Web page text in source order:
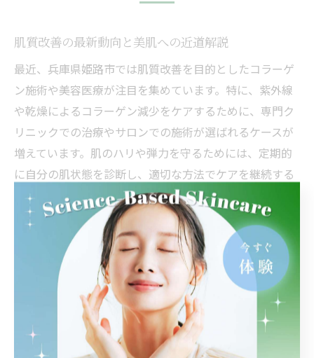
肌質改善の最新動向と美肌への近道解説
最近、兵庫県姫路市では肌質改善を目的としたコラーゲ
ン施術や美容医療が注目を集めています。特に、紫外線
や乾燥によるコラーゲン減少をケアするために、専門ク
リニックでの治療やサロンでの施術が選ばれるケースが
増えています。肌のハリや弾力を守るためには、定期的
に自分の肌状態を診断し、適切な方法でケアを継続する
ことが重要です。
おすすめの美肌への近道は、信頼できる美容皮膚科やサ
ロンでのカウンセリングを受け、自分の悩みに合った施
術メニューを選ぶことです。例えば、ダーマペンやケミ
カルピーリングはコラーゲン生成を促進し、毛穴やたる
み、シワなど多様な悩みに対応できる施術として人気で
す。施術後のアフターケアや副作用のリスクについても
事前に確認し、納得したうえで選択することが失敗を防